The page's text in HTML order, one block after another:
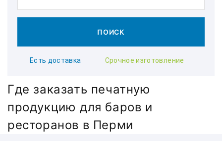
ПОИСК
Есть доставка Срочное изготовление
Где заказать печатную
продукцию для баров и
ресторанов в Перми